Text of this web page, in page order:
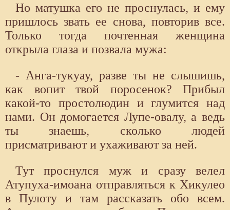
Но матушка его не проснулась, и ему
пришлось звать ее снова, повторив все.
Только тогда почтенная женщина
открыла глаза и позвала мужа:
- Анга-тукуау, разве ты не слышишь,
как вопит твой поросенок? Прибыл
какой-то простолюдин и глумится над
нами. Он домогается Лупе-овалу, а ведь
ты знаешь, сколько людей
присматривают и ухаживают за ней.
Тут проснулся муж и сразу велел
Атупуха-имоана отправляться к Хикулео
в Пулоту и там рассказать обо всем.